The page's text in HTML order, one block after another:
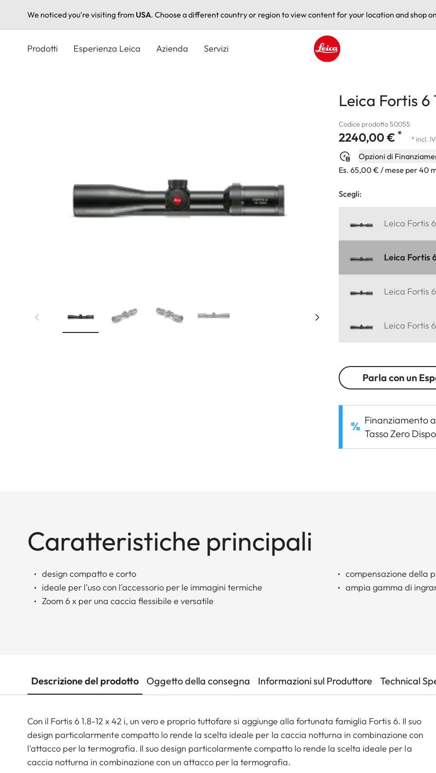
We noticed you're visiting from USA. Choose a different country or region to view content for your location and shop
Prodotti Esperienza Leica Azienda Servizi
Leica Fortis
Codice prodotto 50055
2240,00 € * * incl.
Opzioni di
Es. 65,00 € / mese per 40
Scegli:
Leica Fortis
Leica Fortis
Leica Fortis
Leica Fortis
Parla con un
Finanziamento a
Tasso Zero
Caratteristiche principali
design compatto e corto
ideale per l'uso con l'accessorio per le immagini termiche
Zoom 6 x per una caccia flessibile e versatile
compensazione della
ampia gamma di
Descrizione del prodotto Oggetto della consegna Informazioni sul Produttore Technical
Con il Fortis 6 1.8-12 x 42 i, un vero e proprio tuttofare si aggiunge alla fortunata famiglia Fortis 6. Il suo
design particolarmente compatto lo rende la scelta ideale per la caccia notturna in combinazione con
l'attacco per la termografia. Il suo design particolarmente compatto lo rende la scelta ideale per la
caccia notturna in combinazione con un attacco per la termografia.